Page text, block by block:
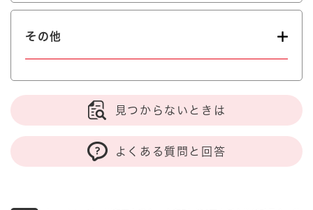
その他
見つからないときは
よくある質問と回答